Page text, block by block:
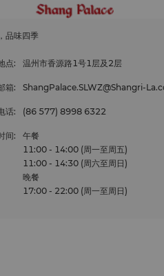
品味四季
点: 温州市香源路1号1层及2层
箱: ShangPalace.SLWZ@Shangri-
话: (86 577) 8998 6322
间:
午餐
11:00 - 14:00 (周一至周五)
11:00 - 14:30 (周六至周日)
晚餐
17:00 - 22:00 (周一至周日)